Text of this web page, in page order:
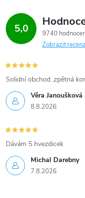
5,0
9740
Zobrazit
Věra Janoušková
8.8.2026
Solidní obchod ,zpětná
Michal Darebny
7.8.2026
Dávám 5 hvezdicek